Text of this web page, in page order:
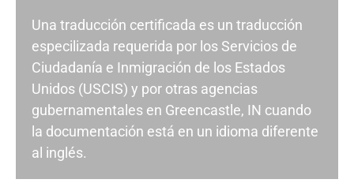
Una traducción certificada es un traducción
especilizada requerida por los Servicios de
Ciudadanía e Inmigración de los Estados
Unidos (USCIS) y por otras agencias
gubernamentales en Greencastle, IN cuando
la documentación está en un idioma diferente
al inglés.